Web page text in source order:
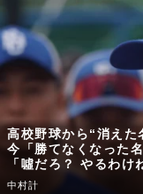
高校野球から“消え
今「勝てなくなった
「噓だろ？ やるわけ
中村計